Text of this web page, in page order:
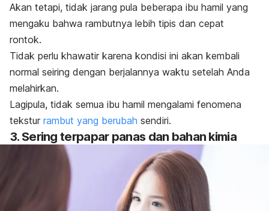
Akan tetapi, tidak jarang pula beberapa ibu hamil yang
mengaku bahwa rambutnya lebih tipis dan cepat
rontok.
Tidak perlu khawatir karena kondisi ini akan kembali
normal seiring dengan berjalannya waktu setelah Anda
melahirkan.
Lagipula, tidak semua ibu hamil mengalami fenomena
tekstur rambut yang berubah sendiri.
3. Sering terpapar panas dan bahan kimia